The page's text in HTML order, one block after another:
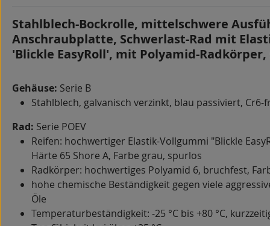
Stahlblech-Bockrolle, mittelschwere
Anschraubplatte, Schwerlast-Rad mit
'Blickle EasyRoll', mit Polyamid-
Gehäuse: Serie B
Stahlblech, galvanisch verzinkt, blau passiviert, Cr6-
Rad: Serie POEV
Reifen: hochwertiger Elastik-Vollgummi "Blickle
Härte 65 Shore A, Farbe grau, spurlos
Radkörper: hochwertiges Polyamid 6, bruchfest,
hohe chemische Beständigkeit gegen viele
Öle
Temperaturbeständigkeit: -25 °C bis +80 °C,